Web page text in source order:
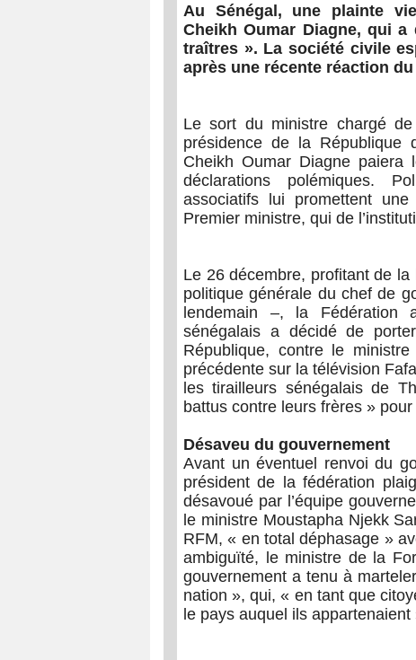
Au Sénégal, une plainte
Cheikh Oumar Diagne, qui
traîtres ». La société civile
après une récente réaction
Le sort du ministre chargé de
présidence de la République
Cheikh Oumar Diagne
déclarations polémiques.
associatifs lui promettent
Premier ministre, qui de
Le 26 décembre, profitant de
politique générale du chef de
lendemain –, la Fédération
sénégalais a décidé de
République, contre le
précédente sur la télévision
les tirailleurs sénégalais de
battus contre leurs frères » pour
Désaveu du gouvernement
Avant un éventuel renvoi du
président de la fédération
désavoué par l’équipe
le ministre Moustapha Njekk
RFM, « en total déphasage »
ambiguïté, le ministre de la
gouvernement a tenu à
nation », qui, « en tant que
le pays auquel ils appartenaient